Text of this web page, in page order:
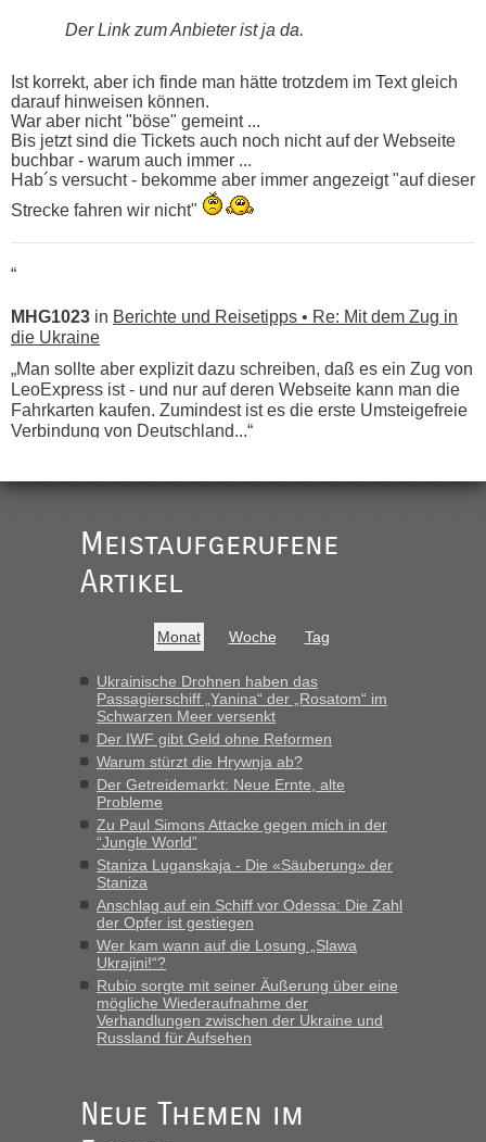
Der Link zum Anbieter ist ja da.
Ist korrekt, aber ich finde man hätte trotzdem im Text gleich
darauf hinweisen können.
War aber nicht "böse" gemeint ...
Bis jetzt sind die Tickets auch noch nicht auf der Webseite
buchbar - warum auch immer ...
Hab´s versucht - bekomme aber immer angezeigt "auf dieser
Strecke fahren wir nicht"
“
MHG1023 in Berichte und Reisetipps • Re: Mit dem Zug in
die Ukraine
„Man sollte aber explizit dazu schreiben, daß es ein Zug von
LeoExpress ist - und nur auf deren Webseite kann man die
Fahrkarten kaufen. Zumindest ist es die erste Umsteigefreie
Verbindung von Deutschland...“
gebrauchter Kleidung beim Zoll
gab es keine Probleme“
inRecht, Visa und Dokumente • Re: Seit Anfang
fast 11 Milliarden aufgedeckt
Alleinreisende Männer stehen schließlich immer unter
inRecht, Visa und Dokumente • Re: Seit Anfang des
Jahres haben die Zollbeamten Verstöße im Wert von fast 11
Milliarden aufgedeckt
„Kein Zoll. Du musst an sich nur sagen dass das privat ist
und du nicht damit handeln willst. So lange das nicht
Originalverpackt ist und ersichlich das nicht neu sollte es
keine Probleme geben“
Recht, Visa und Dokumente • Deklaration
gebrauchter Kleidung beim Zoll
„Hallo Leute, ich weiß nicht, ob ich hier richtig bin mit meiner
Anfrage. Ich möchte 4 Umzugskartons mit gebrauchter
Straßen Kleidung bei der Einreise in die Ukraine
mitnehmen. Es ist gebrauchte Kleidung...“
Grenzübergang zwischen Polen und der Ukraine geht es am
schnellsten?
Meistaufgerufene
Artikel
Monat Woche Tag
Ukrainische Drohnen haben das
Passagierschiff „Yanina“ der „Rosatom“ im
Schwarzen Meer versenkt
Der IWF gibt Geld ohne Reformen
Warum stürzt die Hrywnja ab?
Der Getreidemarkt: Neue Ernte, alte
Probleme
Zu Paul Simons Attacke gegen mich in der
“Jungle World”
Staniza Luganskaja - Die «Säuberung» der
Staniza
Anschlag auf ein Schiff vor Odessa: Die Zahl
der Opfer ist gestiegen
Wer kam wann auf die Losung „Slawa
Ukrajini!“?
Rubio sorgte mit seiner Äußerung über eine
mögliche Wiederaufnahme der
Verhandlungen zwischen der Ukraine und
Russland für Aufsehen
Neue Themen im